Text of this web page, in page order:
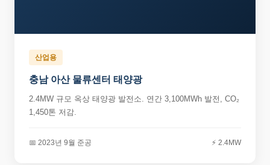
산업용
충남 아산 물류센터 태양광
2.4MW 규모 옥상 태양광 발전소. 연간 3,100MWh 발전, CO₂
1,450톤 저감.
📅 2023년 9월 준공 ⚡ 2.4MW